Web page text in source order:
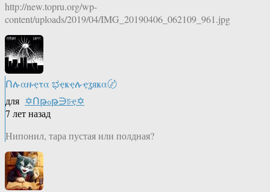
http://new.topru.org/wp-
content/uploads/2019/04/IMG_20190406_062109_961.jpg
Ոሉαዙҿτα ಭҿҝҿሉҿʓяҝα〄
для ✡Ոթℴթ∋চҿ✡
7 лет назад
Нипонил, тара пустая или полдная?